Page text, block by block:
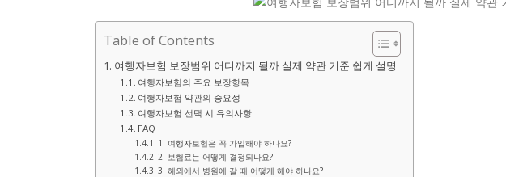
Table of Contents
여행자보험 보장범위 어디까지 될까 실제 약관 기준 쉽게 설명
여행자보험의 주요 보장항목
여행자보험 약관의 중요성
여행자보험 선택 시 유의사항
FAQ
1. 여행자보험은 꼭 가입해야 하나요?
2. 보험료는 어떻게 결정되나요?
3. 해외에서 병원에 갈 때 어떻게 해야 하나요?